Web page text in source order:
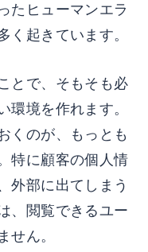
たヒューマンエラ
く起きています。
とで、そもそも必
環境を作れます。
くのが、もっとも
特に顧客の個人情
外部に出てしまう
、閲覧できるユー
せん。